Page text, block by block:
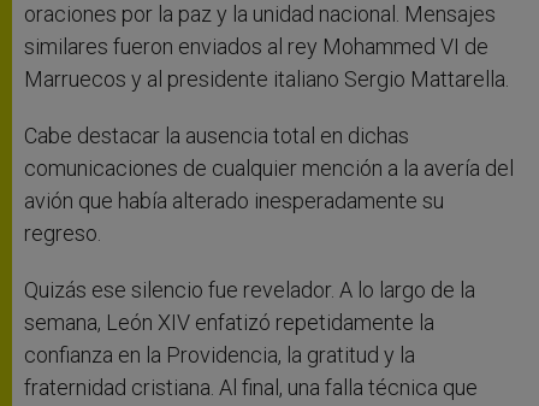
oraciones por la paz y la unidad nacional. Mensajes
similares fueron enviados al rey Mohammed VI de
Marruecos y al presidente italiano Sergio Mattarella.
Cabe destacar la ausencia total en dichas
comunicaciones de cualquier mención a la avería del
avión que había alterado inesperadamente su
regreso.
Quizás ese silencio fue revelador. A lo largo de la
semana, León XIV enfatizó repetidamente la
confianza en la Providencia, la gratitud y la
fraternidad cristiana. Al final, una falla técnica que